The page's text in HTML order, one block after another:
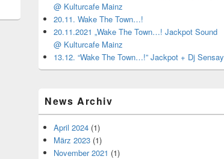
@ Kulturcafe Mainz
20.11. Wake The Town…!
20.11.2021 „Wake The Town…! Jackpot Sound
@ Kulturcafe Mainz
13.12. “Wake The Town…!” Jackpot + Dj Sensay
News Archiv
April 2024 (1)
März 2023 (1)
November 2021 (1)